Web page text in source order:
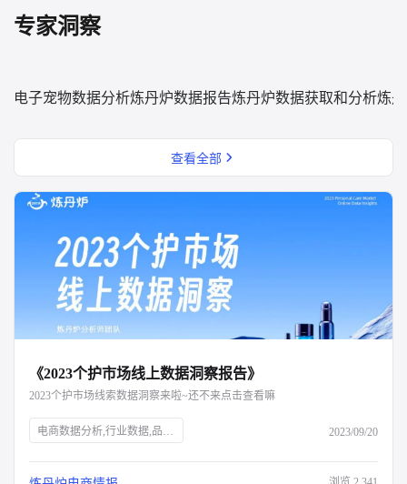
专家洞察
电子宠物数据分析炼丹炉数据报告炼丹炉数据获取和分析炼
查看全部
《2023个护市场线上数据洞察报告》
2023个护市场线索数据洞察来啦~还不来点击查看嘛
电商数据分析,行业数据,品牌数据,店铺数据,商品数据,炼丹炉,个护市场,口腔护理,身体护理,消费者需求,新锐国货,电商平台,抖音,小红书,气味经济,新媒体营销,全渠道布局,消费洞察,产品升级,细分市场 2023/09/20